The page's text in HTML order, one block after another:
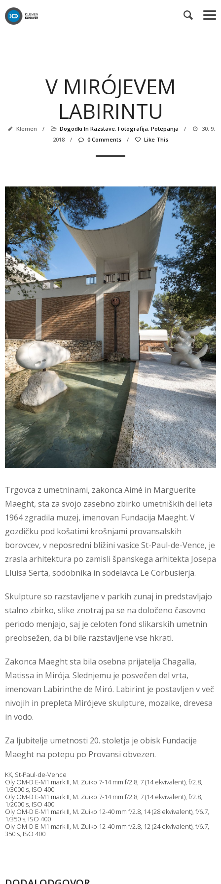
V MIRÓJEVEM
LABIRINTU
Klemen / Dogodki In Razstave,Fotografija,Potepanja /
30. 9.
2018
/ 0 Comments / Like This
Trgovca z umetninami, zakonca Aimé in Marguerite
Maeght, sta za svojo zasebno zbirko umetniških del leta
1964 zgradila muzej, imenovan Fundacija Maeght. V
gozdičku pod košatimi krošnjami provansalskih
borovcev, v neposredni bližini vasice St-Paul-de-Vence, je
zrasla arhitektura po zamisli španskega arhitekta Josepa
Lluisa Serta, sodobnika in sodelavca Le Corbusierja.
Skulpture so razstavljene v parkih zunaj in predstavljajo
stalno zbirko, slike znotraj pa se na določeno časovno
periodo menjajo, saj je celoten fond slikarskih umetnin
preobsežen, da bi bile razstavljene vse hkrati.
Zakonca Maeght sta bila osebna prijatelja Chagalla,
Matissa in Mirója. Slednjemu je posvečen del vrta,
imenovan Labirinthe de Miró. Labirint je postavljen v več
nivojih in prepleta Mirójeve skulpture, mozaike, drevesa
in vodo.
Za ljubitelje umetnosti 20. stoletja je obisk Fundacije
Maeght na potepu po Provansi obvezen.
KK, St-Paul-de-Vence
Oly OM-D E-M1 mark II, M. Zuiko 7-14 mm f/2.8, 7 (14 ekvivalent), f/2.8,
1/3000 s, ISO 400
Oly OM-D E-M1 mark II, M. Zuiko 7-14 mm f/2.8, 7 (14 ekvivalent), f/2.8,
1/2000 s, ISO 400
Oly OM-D E-M1 mark II, M. Zuiko 12-40 mm f/2.8, 14 (28 ekvivalent), f/6.7,
1/350 s, ISO 400
Oly OM-D E-M1 mark II, M. Zuiko 12-40 mm f/2.8, 12 (24 ekvivalent), f/6.7,
350 s, ISO 400